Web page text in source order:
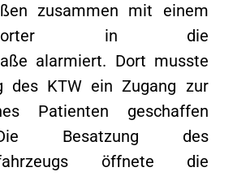
zusammen mit einem
in die
alarmiert. Dort musste
des KTW ein Zugang zur
Patienten geschaffen
Besatzung des
öffnete die